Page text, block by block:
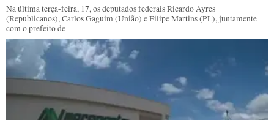
Na última terça-feira, 17, os deputados federais Ricardo Ayres
(Republicanos), Carlos Gaguim (União) e Filipe Martins (PL), juntamente
com o prefeito de